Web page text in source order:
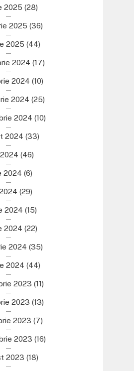
2025 (28)
2025 (36)
2025 (44)
2024 (17)
2024 (10)
2024 (25)
2024 (10)
2024 (33)
(46)
2024 (6)
(29)
2024 (15)
2024 (22)
2024 (35)
2024 (44)
2023 (11)
2023 (13)
2023 (7)
2023 (16)
2023 (18)